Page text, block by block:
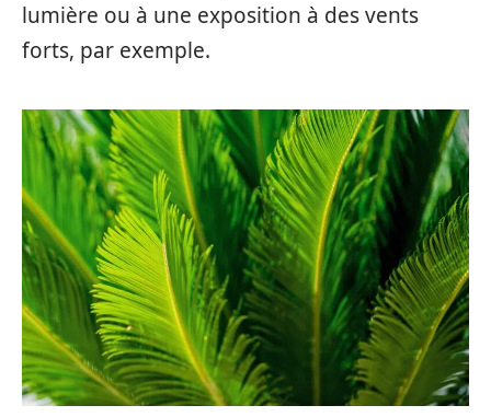
lumière ou à une exposition à des vents
forts, par exemple.